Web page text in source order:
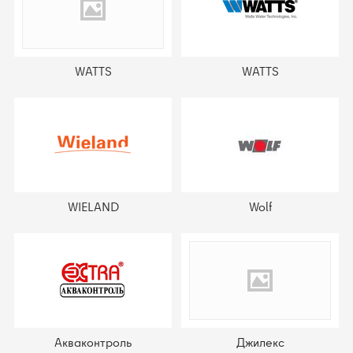
WATTS WATTS
WIELAND Wolf
Акваконтроль Джилекс